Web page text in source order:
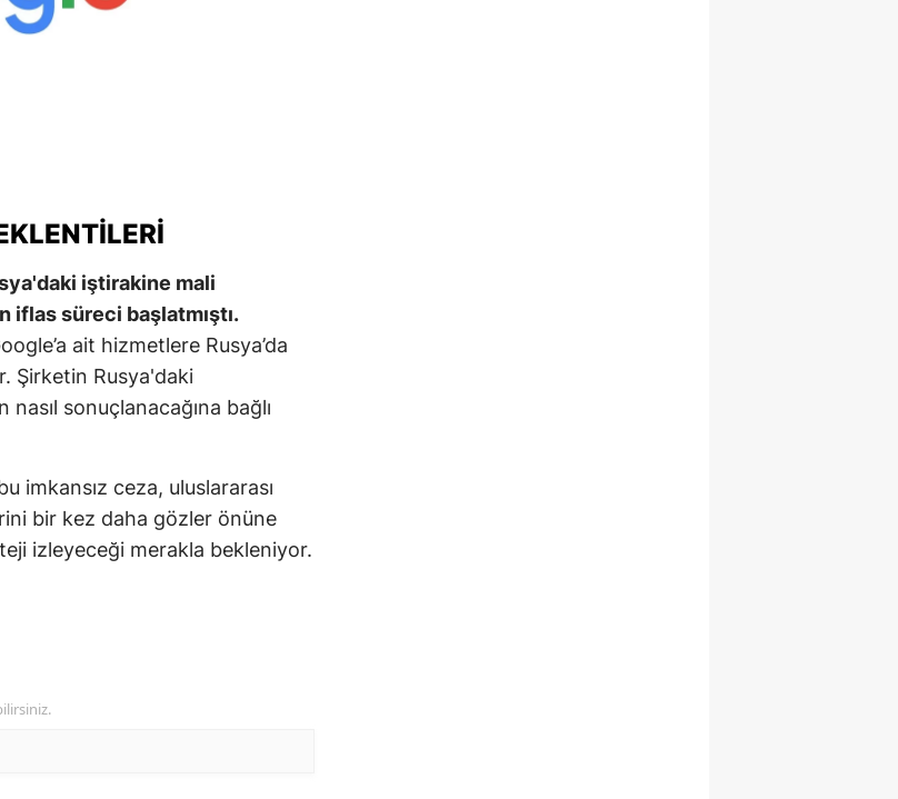
iştirakine mali
süreci başlatmıştı.
ait hizmetlere Rusya’da
Şirketin Rusya'daki
sonuçlanacağına bağlı
imkansız ceza, uluslararası
bir kez daha gözler önüne
izleyeceği merakla bekleniyor.